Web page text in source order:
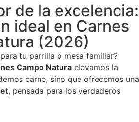
de la excelencia:
ideal en Carnes
(2026)
para tu parrilla o mesa familiar?
Campo Natura elevamos la
carne, sino que ofrecemos una
, pensada para los verdaderos